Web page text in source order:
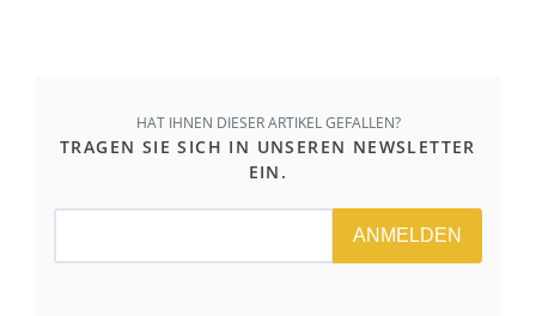
HAT IHNEN DIESER ARTIKEL GEFALLEN?
TRAGEN SIE SICH IN UNSEREN NEWSLETTER
EIN.
ANMELDEN